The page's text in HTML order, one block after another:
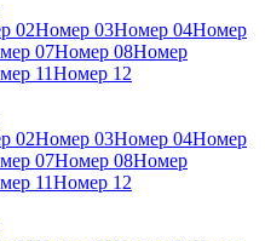
02Номер 03Номер 04Номер
07Номер 08Номер
11Номер 12
02Номер 03Номер 04Номер
07Номер 08Номер
11Номер 12